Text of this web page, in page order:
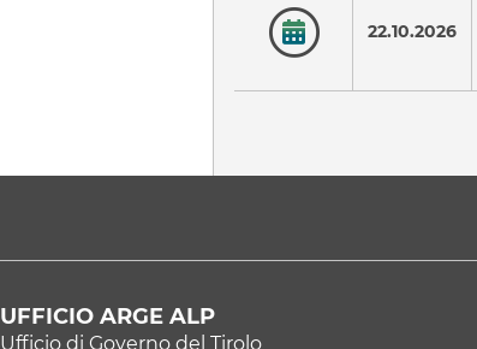
22.10.2026
UFFICIO ARGE ALP
Ufficio di Governo del Tirolo